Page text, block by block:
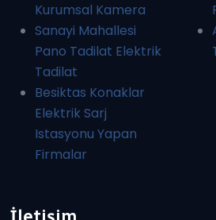
Kurumsal Kamera
Sanayi Mahallesi
Pano Tadilat Elektrik
Tadilat
Besiktas Konaklar
Elektrik Sarj
Istasyonu Yapan
Firmalar